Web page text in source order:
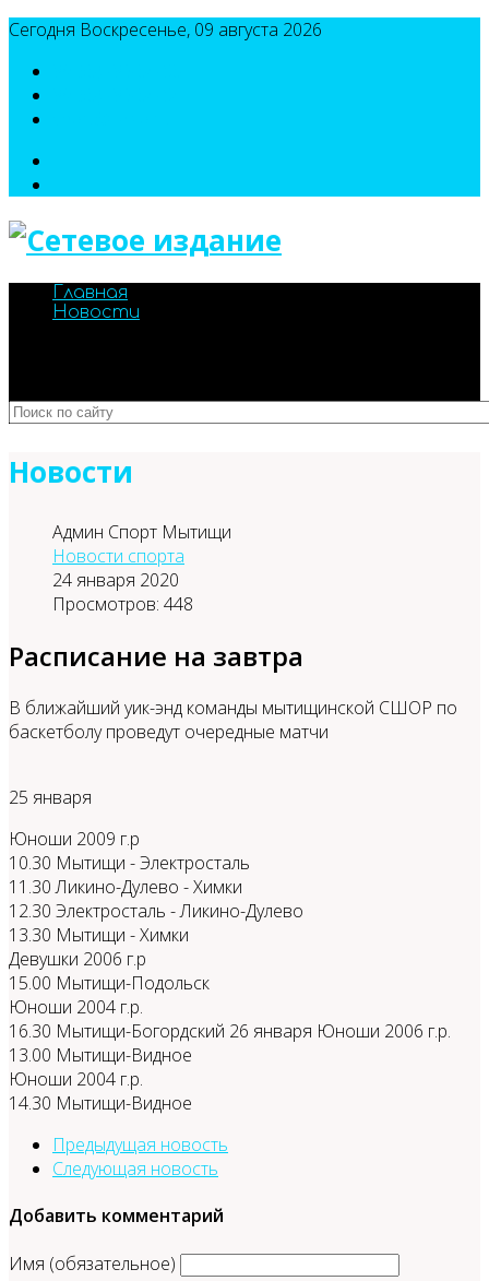
Сегодня Воскресенье, 09 августа 2026
Главная
Новости
Новости
Админ Спорт Мытищи
Новости спорта
24 января 2020
Просмотров: 448
Расписание на завтра
В ближайший уик-энд команды мытищинской СШОР по
баскетболу проведут очередные матчи
25 января
Юноши 2009 г.р
10.30 Мытищи - Электросталь
11.30 Ликино-Дулево - Химки
12.30 Электросталь - Ликино-Дулево
13.30 Мытищи - Химки
Девушки 2006 г.р
15.00 Мытищи-Подольск
Юноши 2004 г.р.
16.30 Мытищи-Богордский 26 января Юноши 2006 г.р.
13.00 Мытищи-Видное
Юноши 2004 г.р.
14.30 Мытищи-Видное
Предыдущая новость
Следующая новость
Добавить комментарий
Имя (обязательное)